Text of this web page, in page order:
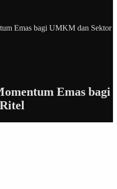
Emas bagi UMKM dan Sektor
Emas bagi